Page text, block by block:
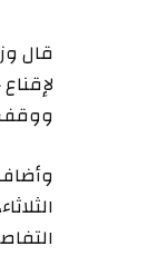
قال
ووقف